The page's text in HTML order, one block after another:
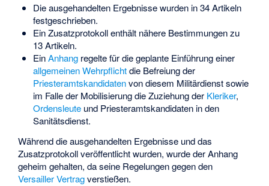
Die ausgehandelten Ergebnisse wurden in 34 Artikeln
festgeschrieben.
Ein Zusatzprotokoll enthält nähere Bestimmungen zu
13 Artikeln.
EinAnhangregelte für die geplante Einführung einer
allgemeinen Wehrpflichtdie Befreiung der
Priesteramtskandidatenvon diesem Militärdienst sowie
im Falle der Mobilisierung die Zuziehung der Kleriker,
Ordensleuteund Priesteramtskandidaten in den
Sanitätsdienst.
Während die ausgehandelten Ergebnisse und das
Zusatzprotokoll veröffentlicht wurden, wurde der Anhang
geheim gehalten, da seine Regelungen gegen den
Versailler Vertragverstießen.